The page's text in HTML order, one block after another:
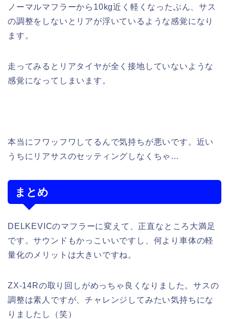
ノーマルマフラーから10kg近く軽くなったぶん、サス
の調整をしないとリアが浮いているような感覚になり
ます。
走ってみるとリアタイヤが全く接地していないような
感覚になってしまいます。
本当にフワッフワしてるんで気持ちが悪いです。近い
うちにリアサスのセッティングしなくちゃ…
まとめ
DELKEVICのマフラーに変えて、正直なところ大満足
です。サウンドもかっこいいですし、何より車体の軽
量化のメリットは大きいですね。
ZX-14Rの取り回しがめっちゃ良くなりました。サスの
調整は素人ですが、チャレンジしてみたい気持ちにな
りましたし（笑）